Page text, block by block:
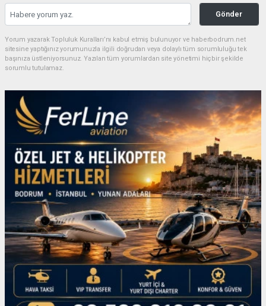
Gönder
Yorum yazarak Topluluk Kuralları’nı kabul etmiş bulunuyor ve haberbodrum.net
sitesine yaptığınız yorumunuzla ilgili doğrudan veya dolaylı tüm sorumluluğu tek
başınıza üstleniyorsunuz. Yazılan tüm yorumlardan site yönetimi hiçbir şekilde
sorumlu tutulamaz.